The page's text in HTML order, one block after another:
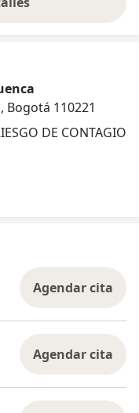
experiencia
Bogotá 110221
DE CONTAGIO
Agendar cita
Agendar cita